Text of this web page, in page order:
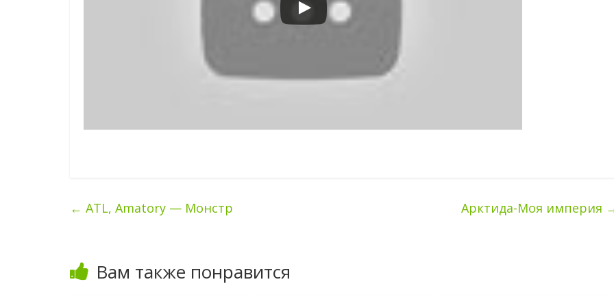
← ATL, Amatory — Монстр Арктида-Моя империя
Вам также понравится